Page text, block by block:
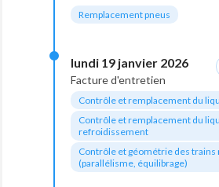
Frais d'agence – 691 € TTC
• Préparation complète du
• Mise à disposition avec
• Garantie commerciale 6 mois
OPTION DISPONIBLE
Pack Prestige – 1 091 € TTC (en
Remplacement pneus
lundi 19 janvier 2026
Facture d'entretien
Contrôle et remplacement du
Contrôle et remplacement du
refroidissement
Contrôle et géométrie des trains
(parallélisme, équilibrage)